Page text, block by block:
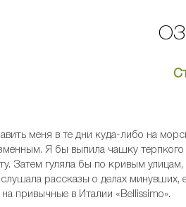
меня в те дни куда-либо на
Я бы выпила чашку терпкого
Затем гуляла бы по кривым
рассказы о делах минувших,
привычные в Италии «Bellissimo».